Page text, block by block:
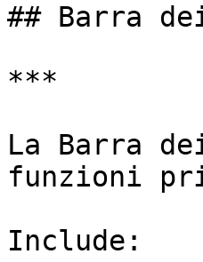
## Barra
***
La Barra
funzioni
Include: